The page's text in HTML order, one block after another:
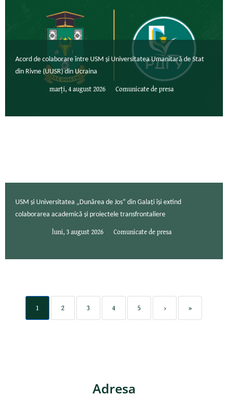
Acord de colaborare între USM și Universitatea Umanitară de Stat
din Rivne (UUSR) din Ucraina
marți, 4 august 2026 Comunicate de presa
USM și Universitatea „Dunărea de Jos” din Galați își extind
colaborarea academică și proiectele transfrontaliere
luni, 3 august 2026 Comunicate de presa
1 2 3 4 5 › »
Adresa